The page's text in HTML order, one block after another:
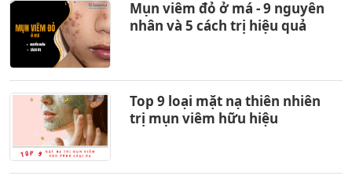
Mụn viêm đỏ ở má - 9 nguyên
nhân và 5 cách trị hiệu quả
Top 9 loại mặt nạ thiên nhiên
trị mụn viêm hữu hiệu